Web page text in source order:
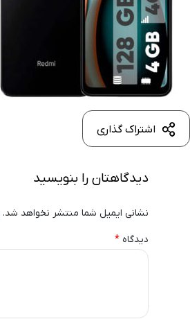
اشتراک گذاری
دیدگاهتان را بنویسید
نشانی ایمیل شما منتشر نخواهد شد.
دیدگاه*